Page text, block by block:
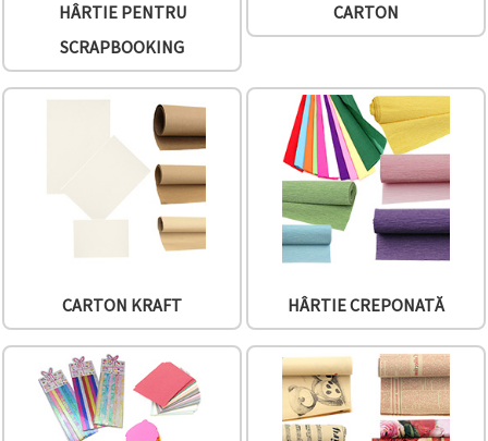
vizitele.
Puteți fi de
clic pe "pe
site!" Sau să
pe butonul
"Salvați"
HÂRTIE PENTRU
SCRAPBOOKING
CARTON
CARTON KRAFT HÂRTIE CREPONATĂ